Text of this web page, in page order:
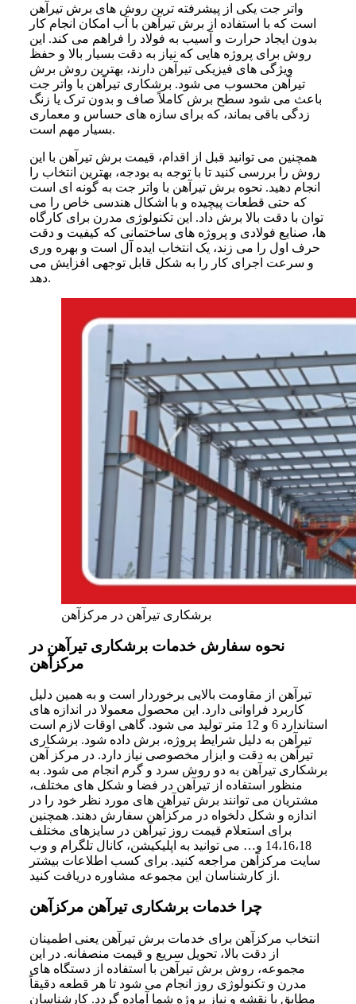
واتر جت یکی از پیشرفته‌ ترین روش‌ های برش تیرآهن
است که با استفاده از برش تیرآهن با آب امکان انجام کار
بدون ایجاد حرارت و آسیب به فولاد را فراهم می‌ کند. این
روش برای پروژه‌ هایی که نیاز به دقت بسیار بالا و حفظ
ویژگی‌ های فیزیکی تیرآهن دارند، بهترین روش برش
تیرآهن محسوب می‌ شود. برشکاری تیرآهن با واتر جت
باعث می‌ شود سطح برش کاملاً صاف و بدون ترک یا زنگ‌
زدگی باقی بماند، که برای سازه‌ های حساس و معماری
بسیار مهم است.
همچنین می‌ توانید قبل از اقدام، قیمت برش تیرآهن با این
روش را بررسی کنید تا با توجه به بودجه، بهترین انتخاب را
انجام دهید. نحوه برش تیرآهن با واتر جت به گونه‌ ای است
که حتی قطعات پیچیده و با اشکال هندسی خاص را می‌
توان با دقت بالا برش داد. این تکنولوژی مدرن برای کارگاه‌
ها، صنایع فولادی و پروژه‌ های ساختمانی که کیفیت و دقت
حرف اول را می‌ زند، یک انتخاب ایده‌ آل است و بهره‌ وری
و سرعت اجرای کار را به شکل قابل توجهی افزایش می‌
دهد.
برشکاری تیرآهن در مرکزآهن
نحوه سفارش خدمات برشکاری تیرآهن در
مرکزآهن
تیرآهن از مقاومت بالایی برخوردار است و به‌ همین دلیل
کاربرد فراوانی دارد. این محصول معمولا در اندازه‌ های
استاندارد 6 و 12 متر تولید می‌ شود. گاهی اوقات لازم است
تیرآهن به‌ دلیل شرایط پروژه، برش داده شود. برشکاری
تیرآهن به دقت و ابزار مخصوصی نیاز دارد. در مرکز آهن
برشکاری تیرآهن به دو روش سرد ‌و‌ گرم انجام می‌ شود. به‌‌
منظور استفاده از تیرآهن در فضا و شکل‌‌ های مختلف،
مشتریان می‌ توانند برش تیرآهن‌ های مورد نظر خود را در
اندازه و شکل دلخواه در مرکزآهن سفارش دهند. همچنین
برای استعلام قیمت روز تیرآهن در سایزهای مختلف
14،16،18 و… می‌ توانید به اپلیکیشن، کانال تلگرام و وب
سایت مرکزآهن مراجعه کنید. برای کسب اطلاعات بیشتر
از کارشناسان این مجموعه مشاوره دریافت کنید.
چرا خدمات برشکاری تیرآهن مرکزآهن
انتخاب مرکزآهن برای خدمات برش تیرآهن یعنی اطمینان
از دقت بالا، تحویل سریع و قیمت منصفانه. در این
مجموعه، روش برش تیرآهن با استفاده از دستگاه‌ های
مدرن و تکنولوژی روز انجام می‌ شود تا هر قطعه دقیقاً
مطابق با نقشه و نیاز پروژه شما آماده گردد. کارشناسان